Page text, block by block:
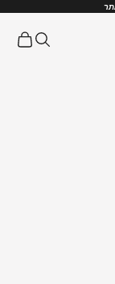
חיפושעגלת